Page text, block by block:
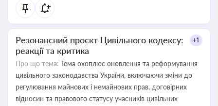
Резонансний проєкт Цивільного кодексу:
реакції та критика
+1
Про що тема: Тема охоплює оновлення та реформування
цивільного законодавства України, включаючи зміни до
регулювання майнових і немайнових прав, договірних
відносин та правового статусу учасників цивільних